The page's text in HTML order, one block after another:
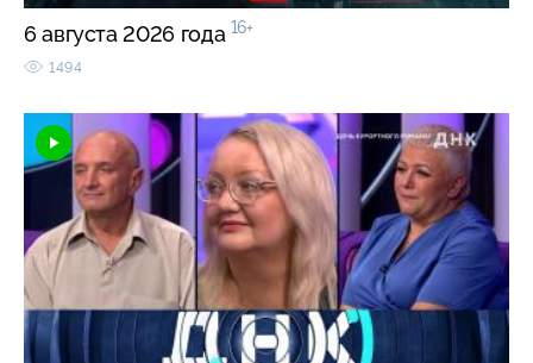
6 августа 2026 года 16+
1494